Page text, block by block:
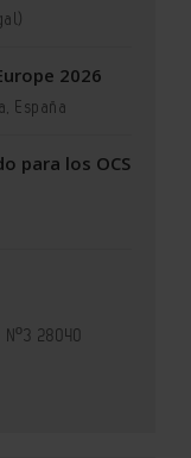
2026
España
para los OCS
28040